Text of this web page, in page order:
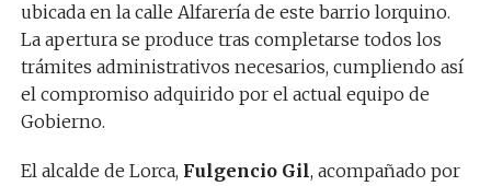
ubicada en la calle Alfarería de este barrio lorquino.
La apertura se produce tras completarse todos los
trámites administrativos necesarios, cumpliendo así
el compromiso adquirido por el actual equipo de
Gobierno.
El alcalde de Lorca, Fulgencio Gil, acompañado por